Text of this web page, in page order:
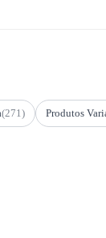
(271) Produtos